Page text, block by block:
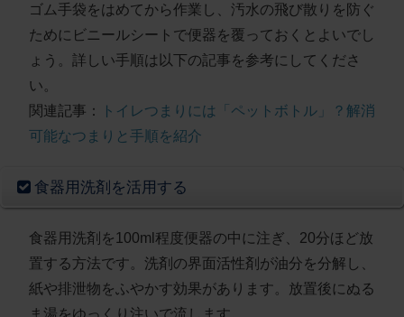
ゴム手袋をはめてから作業し、汚水の飛び散りを防ぐ
ためにビニールシートで便器を覆っておくとよいでし
ょう。詳しい手順は以下の記事を参考にしてくださ
い。
関連記事：
トイレつまりには「ペットボトル」？解消
可能なつまりと手順を紹介
食器用洗剤を活用する
食器用洗剤を100ml程度便器の中に注ぎ、20分ほど放
置する方法です。洗剤の界面活性剤が油分を分解し、
紙や排泄物をふやかす効果があります。放置後にぬる
ま湯をゆっくり注いで流します。